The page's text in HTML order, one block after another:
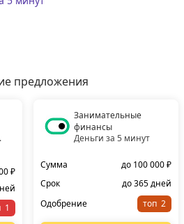
предложения
₽
Занимательные
финансы
Деньги за 5 минут
Сумма
до 100 000 ₽
Срок
до 365 дней
Одобрение
топ